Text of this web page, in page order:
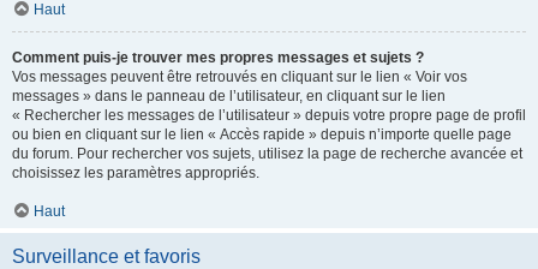
Haut
Comment puis-je trouver mes propres messages et sujets ?
Vos messages peuvent être retrouvés en cliquant sur le lien « Voir vos
messages » dans le panneau de l’utilisateur, en cliquant sur le lien
« Rechercher les messages de l’utilisateur » depuis votre propre page de profil
ou bien en cliquant sur le lien « Accès rapide » depuis n’importe quelle page
du forum. Pour rechercher vos sujets, utilisez la page de recherche avancée et
choisissez les paramètres appropriés.
Haut
Surveillance et favoris